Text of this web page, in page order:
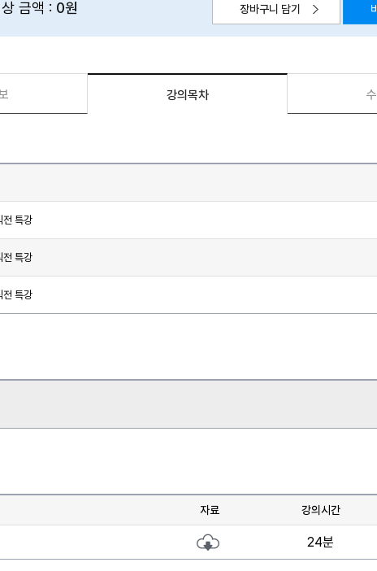
금액 : 0원 장바구니 담기
강의목차
특강
특강
특강
자료 강의시간
24분